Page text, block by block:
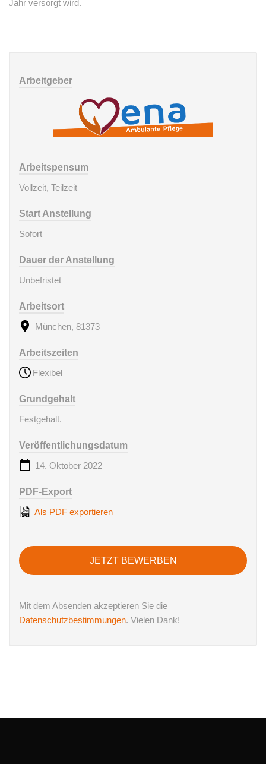
Jahr versorgt wird.
Arbeitgeber
Arbeitspensum
Vollzeit, Teilzeit
Start Anstellung
Sofort
Dauer der Anstellung
Unbefristet
Arbeitsort
München, 81373
Arbeitszeiten
Flexibel
Grundgehalt
Festgehalt.
Veröffentlichungsdatum
14. Oktober 2022
PDF-Export
Als PDF exportieren
JETZT BEWERBEN
Mit dem Absenden akzeptieren Sie die
Datenschutzbestimmungen. Vielen Dank!